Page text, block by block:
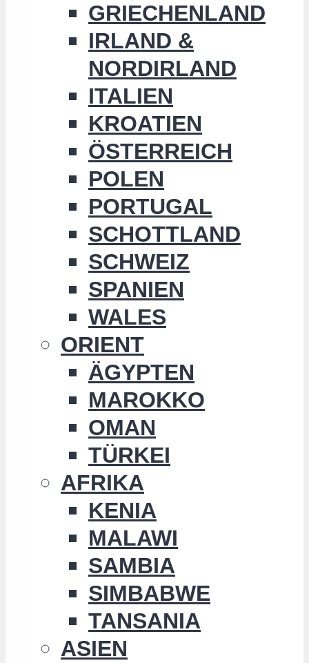
GRIECHENLAND
IRLAND &
NORDIRLAND
ITALIEN
KROATIEN
ÖSTERREICH
POLEN
PORTUGAL
SCHOTTLAND
SCHWEIZ
SPANIEN
WALES
ORIENT
ÄGYPTEN
MAROKKO
OMAN
TÜRKEI
AFRIKA
KENIA
MALAWI
SAMBIA
SIMBABWE
TANSANIA
ASIEN